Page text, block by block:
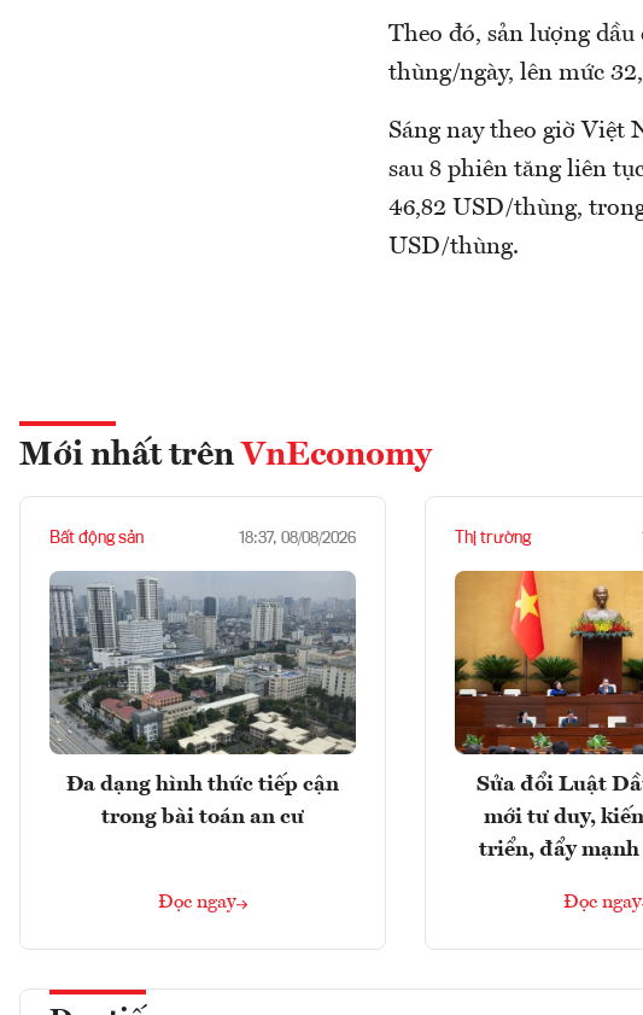
Theo đó, sản lượng
thùng/ngày, lên mức
Sáng nay theo giờ Việt
sau 8 phiên tăng liên
46,82 USD/thùng,
USD/thùng.
Mới nhất trên VnEconomy
Bất động sản 18:37, 08/08/2026
Đa dạng hình thức tiếp cận
trong bài toán an cư
Đọc ngay
Thị trường
Sửa đổi Luật
mới tư duy,
triển, đẩy mạnh
Đọc ngay